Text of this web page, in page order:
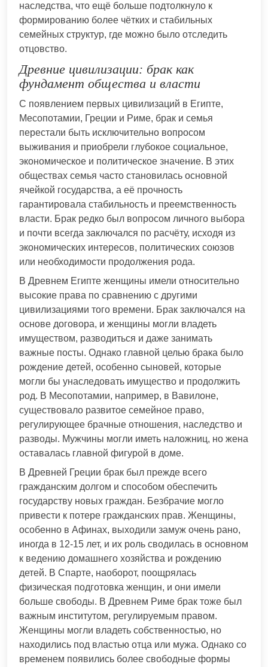
наследства, что ещё больше подтолкнуло к
формированию более чётких и стабильных
семейных структур, где можно было отследить
отцовство.
Древние цивилизации: брак как
фундамент общества и власти
С появлением первых цивилизаций в Египте,
Месопотамии, Греции и Риме, брак и семья
перестали быть исключительно вопросом
выживания и приобрели глубокое социальное,
экономическое и политическое значение. В этих
обществах семья часто становилась основной
ячейкой государства, а её прочность
гарантировала стабильность и преемственность
власти. Брак редко был вопросом личного выбора
и почти всегда заключался по расчёту, исходя из
экономических интересов, политических союзов
или необходимости продолжения рода.
В Древнем Египте женщины имели относительно
высокие права по сравнению с другими
цивилизациями того времени. Брак заключался на
основе договора, и женщины могли владеть
имуществом, разводиться и даже занимать
важные посты. Однако главной целью брака было
рождение детей, особенно сыновей, которые
могли бы унаследовать имущество и продолжить
род. В Месопотамии, например, в Вавилоне,
существовало развитое семейное право,
регулирующее брачные отношения, наследство и
разводы. Мужчины могли иметь наложниц, но жена
оставалась главной фигурой в доме.
В Древней Греции брак был прежде всего
гражданским долгом и способом обеспечить
государству новых граждан. Безбрачие могло
привести к потере гражданских прав. Женщины,
особенно в Афинах, выходили замуж очень рано,
иногда в 12-15 лет, и их роль сводилась в основном
к ведению домашнего хозяйства и рождению
детей. В Спарте, наоборот, поощрялась
физическая подготовка женщин, и они имели
больше свободы. В Древнем Риме брак тоже был
важным институтом, регулируемым правом.
Женщины могли владеть собственностью, но
находились под властью отца или мужа. Однако со
временем появились более свободные формы